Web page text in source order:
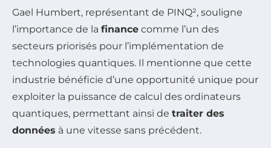
Gael Humbert, représentant de PINQ², souligne
l’importance de la finance comme l’un des
secteurs priorisés pour l’implémentation de
technologies quantiques. Il mentionne que cette
industrie bénéficie d’une opportunité unique pour
exploiter la puissance de calcul des ordinateurs
quantiques, permettant ainsi de traiter des
données à une vitesse sans précédent.